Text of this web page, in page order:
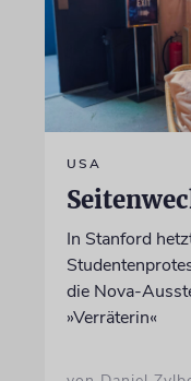
USA
In Stanford
die Nova-
»Verräterin«